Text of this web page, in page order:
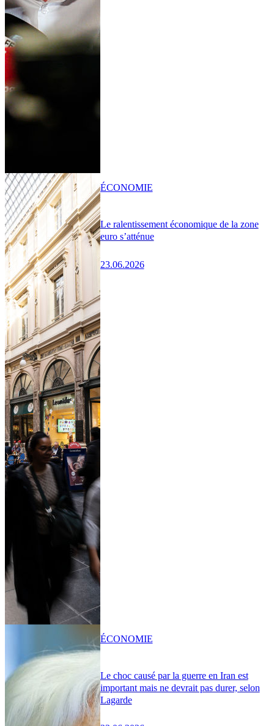
Le ralentissement économique de la zone
euro s’atténue
23.06.2026
ÉCONOMIE
Le choc causé par la guerre en Iran est
important mais ne devrait pas durer, selon
Lagarde
ÉCONOMIE